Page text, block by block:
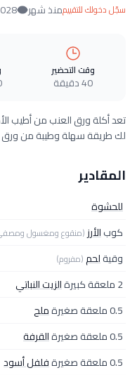
سجّل دخولك للتقييممنذ شهر 1028
وقت التحضير
40 دقيقة
تعد أكلة ورق العنب من أطيب
لك طريقة سهلة وطيبة من ورق
المقادير
للحشوة
كوبالأرز (منقوع ومغسول
وقيةلحم(مفروم)
2 ملعقة كبيرة
الزيت النباتي
0.5 ملعقة صغيرة
ملح
0.5 ملعقة صغيرة
القرفة
0.5 ملعقة صغيرة
فلفل أسود